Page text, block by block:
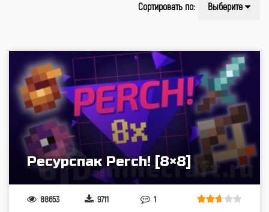
Сортировать по: Выберите
Ресурспак Perch! [8×8]
88653 9711 1